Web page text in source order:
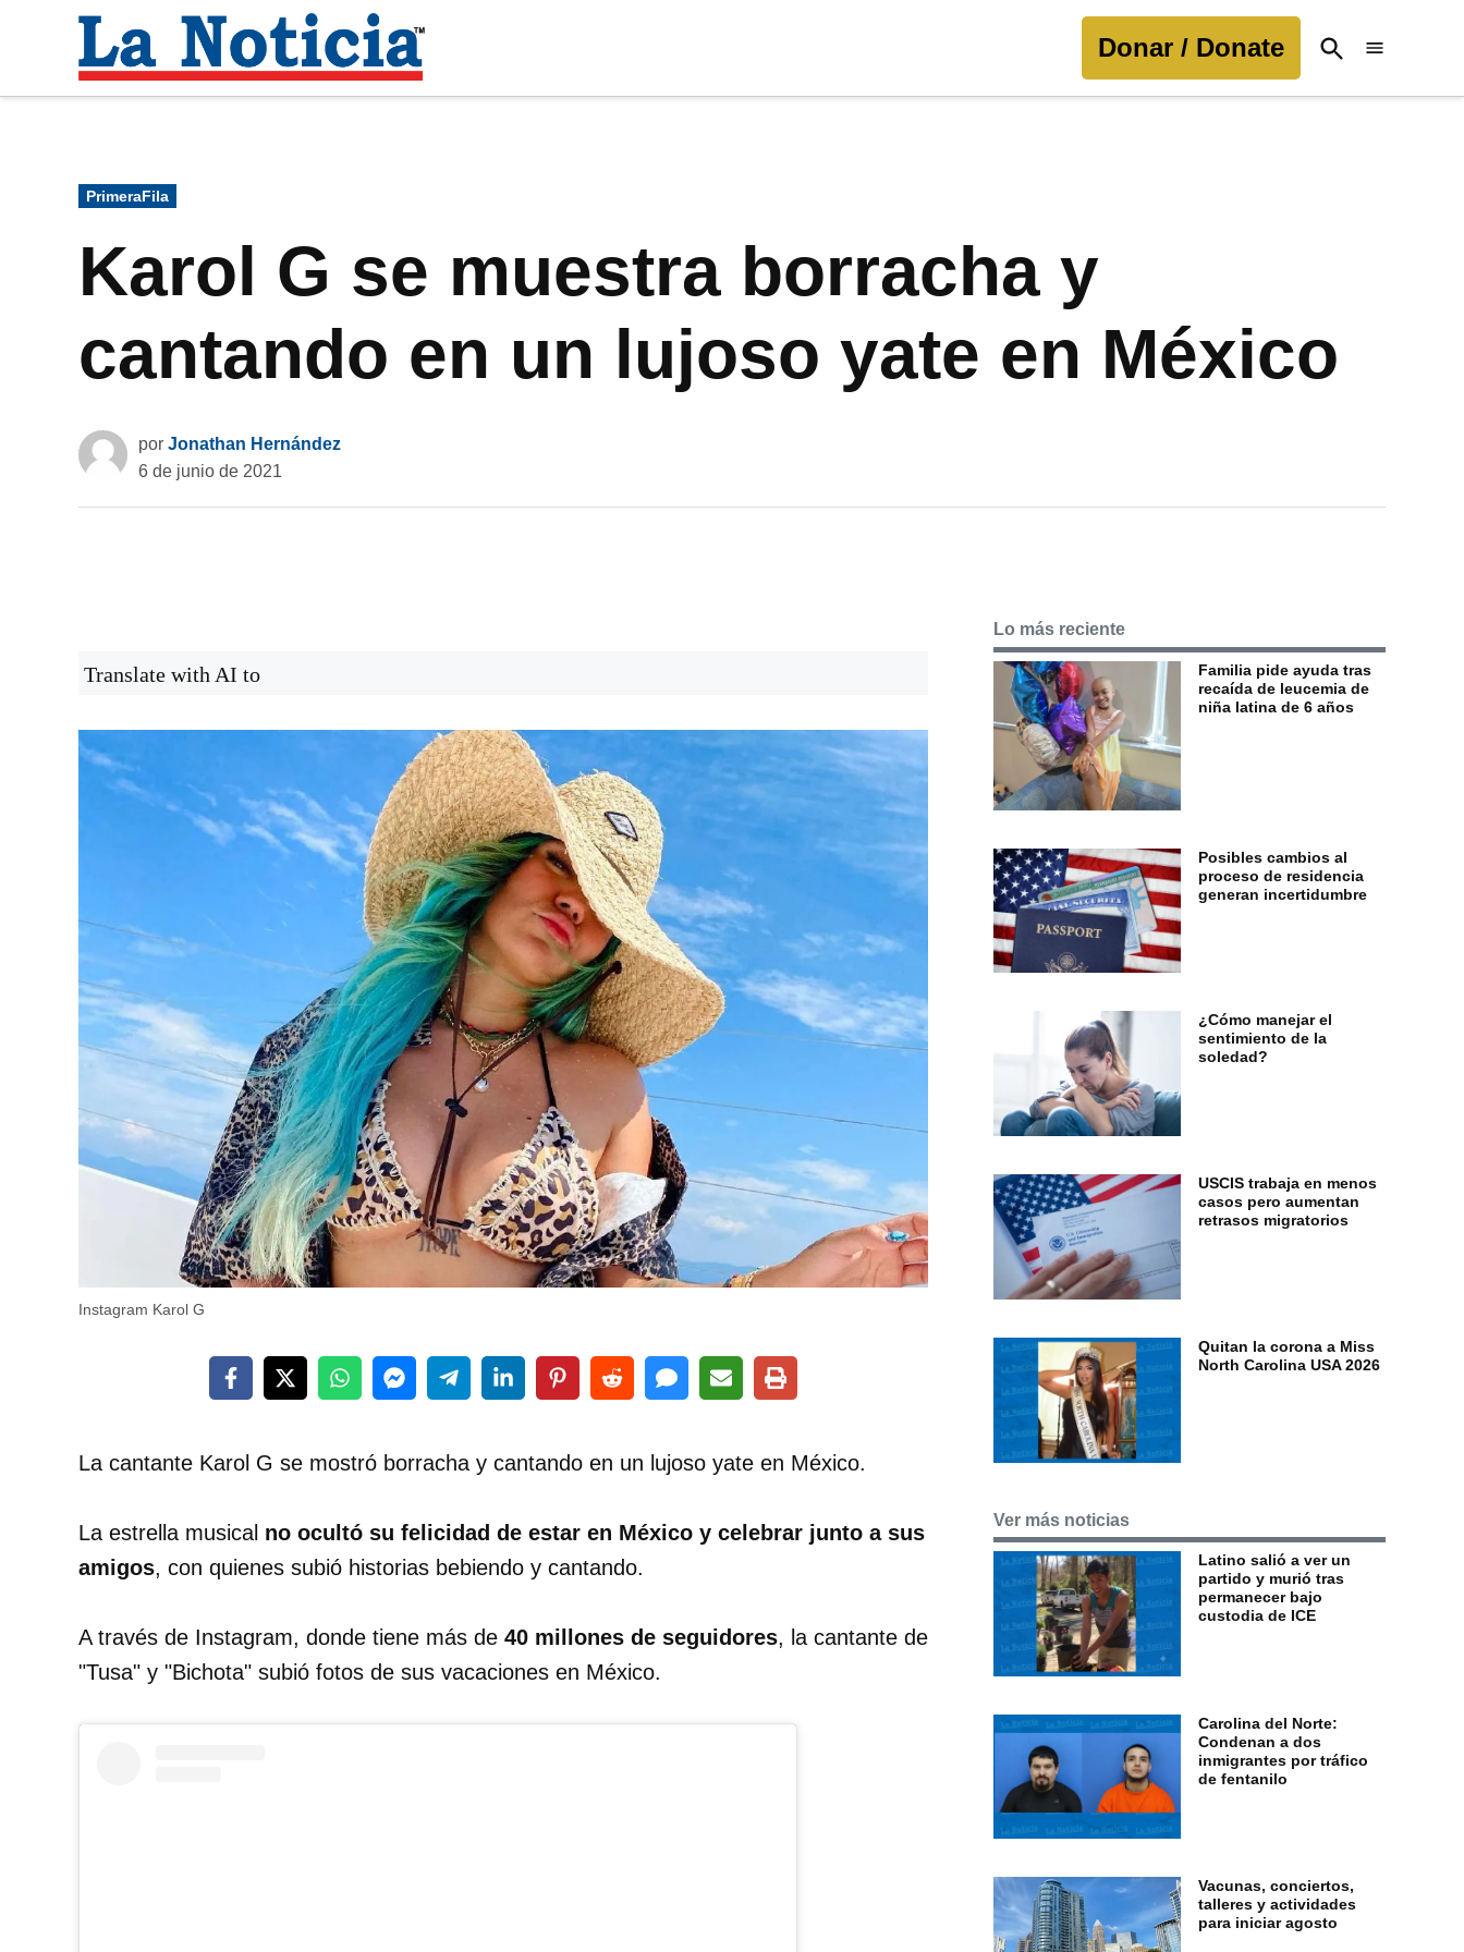
contenido
Noticia
Donar / Donate
Open
Search
Publicado
en
PrimeraFila
Karol G se muestra borracha y
cantando en un lujoso yate en México
por Jonathan Hernández
6 de junio de 2021
Translate with AI to
Instagram Karol G
La cantante Karol G se mostró borracha y cantando en un lujoso yate en México.
La estrella musical no ocultó su felicidad de estar en México y celebrar junto a sus
amigos, con quienes subió historias bebiendo y cantando.
A través de Instagram, donde tiene más de 40 millones de seguidores, la cantante de
"Tusa" y "Bichota" subió fotos de sus vacaciones en México.
Lo más reciente
Familia pide ayuda tras
recaída de leucemia de
niña latina de 6 años
Posibles cambios al
proceso de residencia
generan incertidumbre
¿Cómo manejar el
sentimiento de la
soledad?
USCIS trabaja en menos
casos pero aumentan
retrasos migratorios
Quitan la corona a Miss
North Carolina USA 2026
Ver más noticias
Latino salió a ver un
partido y murió tras
permanecer bajo
custodia de ICE
Carolina del Norte:
Condenan a dos
inmigrantes por tráfico
de fentanilo
Vacunas, conciertos,
talleres y actividades
para iniciar agosto